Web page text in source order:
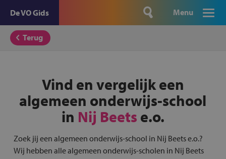
De VO Gids Menu
Terug
Vind en vergelijk een
algemeen onderwijs-school
in Nij Beets e.o.
Zoek jij een algemeen onderwijs-school in Nij Beets e.o.?
Wij hebben alle algemeen onderwijs-scholen in Nij Beets